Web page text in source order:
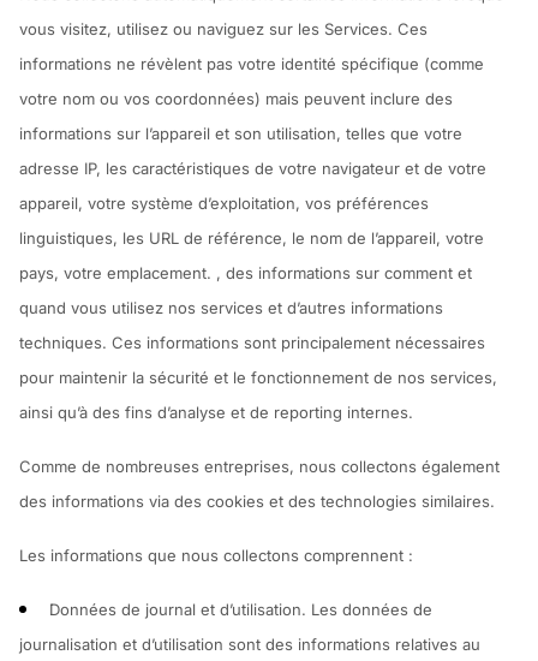
vous visitez, utilisez ou naviguez sur les Services. Ces
informations ne révèlent pas votre identité spécifique (comme
votre nom ou vos coordonnées) mais peuvent inclure des
informations sur l’appareil et son utilisation, telles que votre
adresse IP, les caractéristiques de votre navigateur et de votre
appareil, votre système d’exploitation, vos préférences
linguistiques, les URL de référence, le nom de l’appareil, votre
pays, votre emplacement. , des informations sur comment et
quand vous utilisez nos services et d’autres informations
techniques. Ces informations sont principalement nécessaires
pour maintenir la sécurité et le fonctionnement de nos services,
ainsi qu’à des fins d’analyse et de reporting internes.
Comme de nombreuses entreprises, nous collectons également
des informations via des cookies et des technologies similaires.
Les informations que nous collectons comprennent :
Données de journal et d’utilisation. Les données de
journalisation et d’utilisation sont des informations relatives au